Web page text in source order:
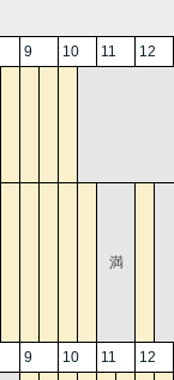
9 10 11 12
満
9 10 11 12